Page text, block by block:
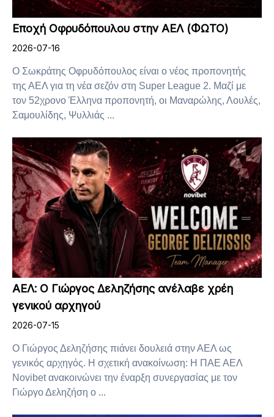
Εποχή Οφρυδόπουλου στην ΑΕΛ (ΦΩΤΟ)
2026-07-16
Ο Σωκράτης Οφρυδόπουλος είναι ο νέος προπονητής
της ΑΕΛ για τη νέα σεζόν στη Super League 2. Μαζί με
τον 52χρονο Έλληνα προπονητή, οι Μαναρώλης, Λουλές,
Σαμουλίδης, Ψυλλιάς ...
ΑΕΛ: Ο Γιώργος Δεληζήσης ανέλαβε χρέη
γενικού αρχηγού
2026-07-15
Ο Γιώργος Δεληζήσης πιάνει δουλειά στην ΑΕΛ ως
γενικός αρχηγός. Η σχετική ανακοίνωση: Η ΠΑΕ ΑΕΛ
Novibet ανακοινώνει την έναρξη συνεργασίας με τον
Γιώργο Δεληζήση ο ...